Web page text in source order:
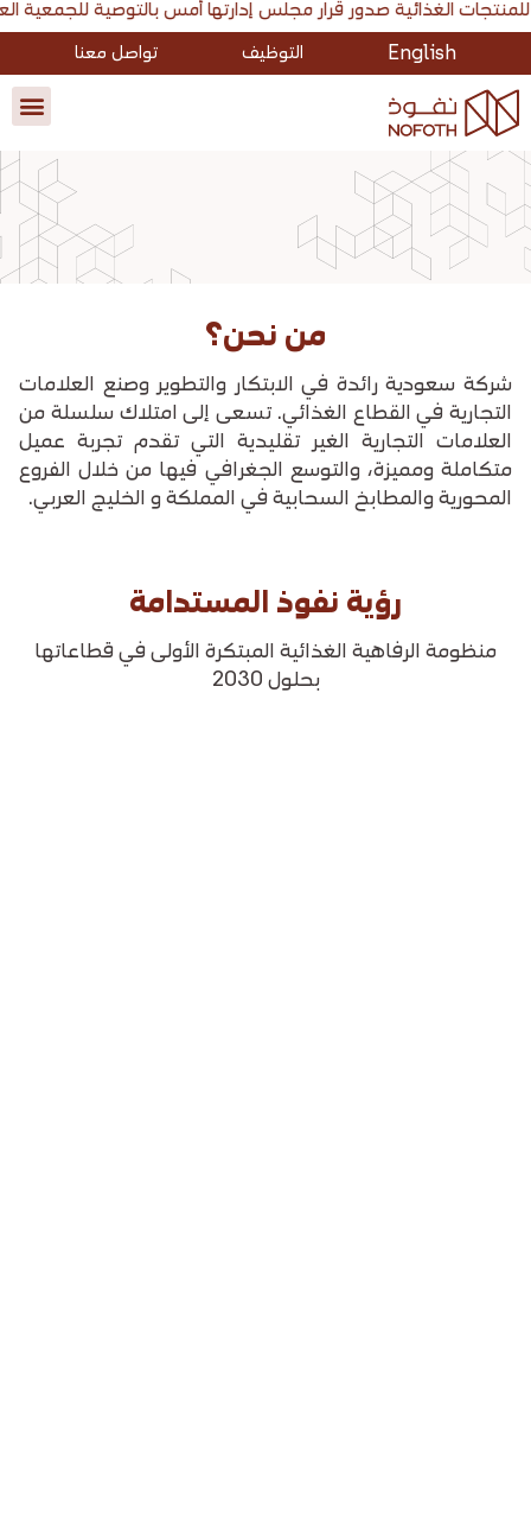
للجمعية العامة غير العادية بشراء أسهمها بغرض الاحتفاظ بها كأسهم خزينة بحد أقصى 2.4 مليون سهم. أعلنت شركة نفوذ للمنتجات الغذائية صدور قرار مجلس إدارتها أمس بالتوصية للجمعية العامة غير العادية
English التوظيف تواصل معنا
من نحن؟
شركة سعودية رائدة في الابتكار والتطوير وصنع العلامات
التجارية في القطاع الغذائي. تسعى إلى امتلاك سلسلة من
العلامات التجارية الغير تقليدية التي تقدم تجربة عميل
متكاملة ومميزة، والتوسع الجغرافي فيها من خلال الفروع
المحورية والمطابخ السحابية في المملكة و الخليج العربي.
رؤية نفوذ المستدامة
منظومة الرفاهية الغذائية المبتكرة الأولى في قطاعاتها
بحلول 2030